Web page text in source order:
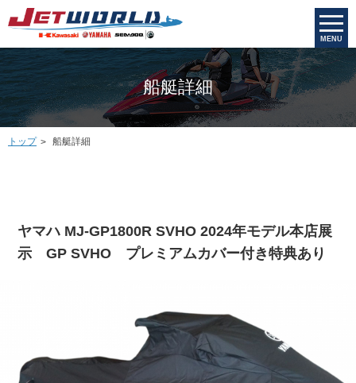
MENU
船艇詳細
トップ 船艇詳細
ヤマハ MJ-GP1800R SVHO 2024年モデル本店展
示 GP SVHO プレミアムカバー付き特典あり